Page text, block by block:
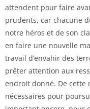
attendent pour faire
prudents, car chacune
notre héros et de son
en faire une nouvelle
travail d’envahir des
prêter attention aux
endroit donné. De cette
nécessaires pour